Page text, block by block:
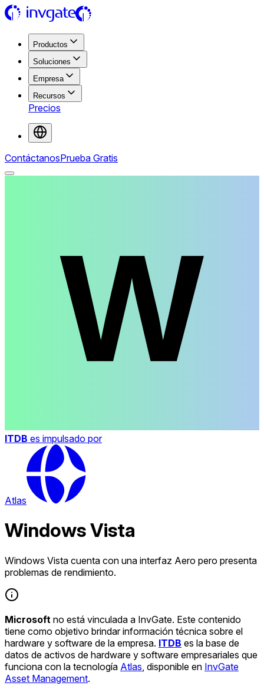
Productos
Soluciones
Empresa
Recursos
Precios
ContáctanosPrueba Gratis
ITDB es impulsado por
Atlas
Windows Vista
Windows Vista cuenta con una interfaz Aero pero presenta
problemas de rendimiento.
Microsoft no está vinculada a InvGate. Este contenido
tiene como objetivo brindar información técnica sobre el
hardware y software de la empresa. ITDB es la base de
datos de activos de hardware y software empresariales que
funciona con la tecnología Atlas , disponible en InvGate
Asset Management.